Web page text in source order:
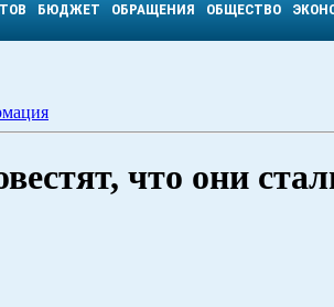
БЮДЖЕТ ОБРАЩЕНИЯ ОБЩЕСТВО
что они